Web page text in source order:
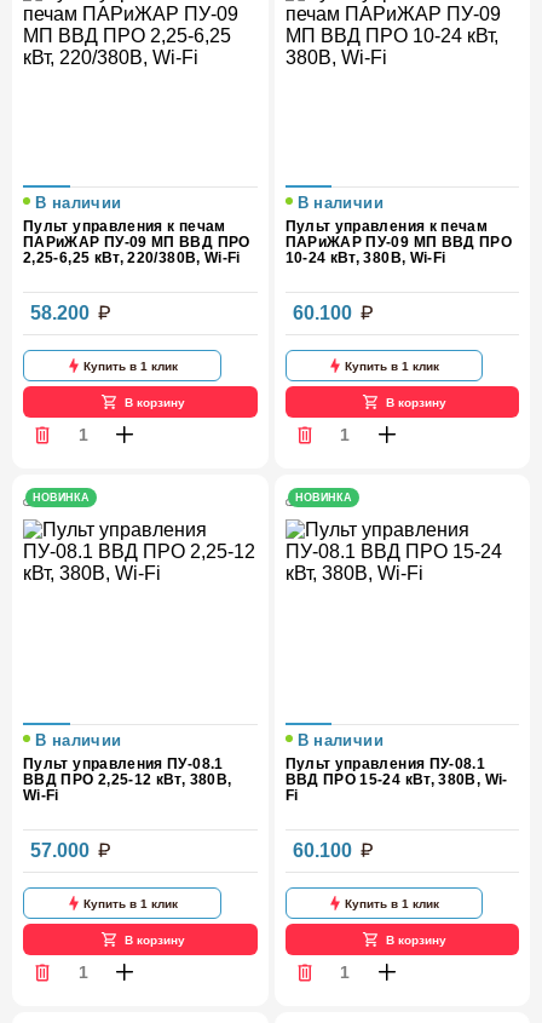
В наличии
Пульт управления к печам
ПАРиЖАР ПУ-09 МП ВВД ПРО
2,25-6,25 кВт, 220/380В, Wi-Fi
58.200
Купить в 1 клик
В корзину
В наличии
Пульт управления к печам
ПАРиЖАР ПУ-09 МП ВВД ПРО
10-24 кВт, 380В, Wi-Fi
60.100
Купить в 1 клик
В корзину
НОВИНКА
В наличии
Пульт управления ПУ-08.1
ВВД ПРО 2,25-12 кВт, 380В,
Wi-Fi
57.000
Купить в 1 клик
В корзину
НОВИНКА
В наличии
Пульт управления ПУ-08.1
ВВД ПРО 15-24 кВт, 380В, Wi-
Fi
60.100
Купить в 1 клик
В корзину